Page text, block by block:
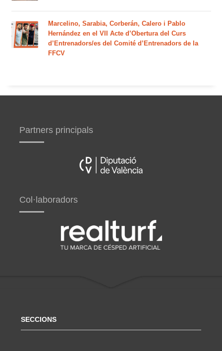
Marcelino, Sarabia, Corberán, Calero i Pablo
Hernández en el VII Acte d’Obertura del Curs
d’Entrenadors/es del Comité d’Entrenadors de la
FFCV
Partners principals
Col·laboradors
SECCIONS